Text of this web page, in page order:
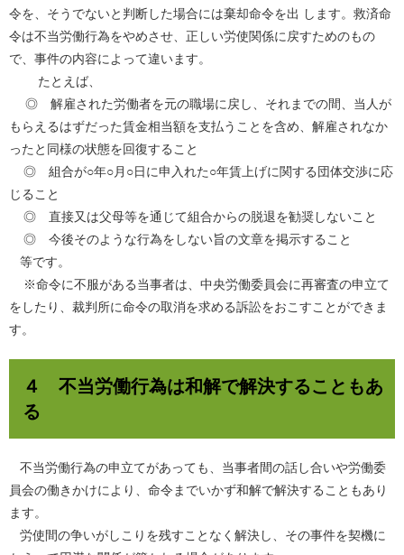
令を、そうでないと判断した場合には棄却命令を出 します。救済命
令は不当労働行為をやめさせ、正しい労使関係に戻すためのもの
で、事件の内容によって違います。
たとえば、
◎ 解雇された労働者を元の職場に戻し、それまでの間、当人が
もらえるはずだった賃金相当額を支払うことを含め、解雇されなか
ったと同様の状態を回復すること
◎ 組合が○年○月○日に申入れた○年賃上げに関する団体交渉に応
じること
◎ 直接又は父母等を通じて組合からの脱退を勧奨しないこと
◎ 今後そのような行為をしない旨の文章を掲示すること
等です。
※命令に不服がある当事者は、中央労働委員会に再審査の申立て
をしたり、裁判所に命令の取消を求める訴訟をおこすことができま
す。
４ 不当労働行為は和解で解決することもあ
る
不当労働行為の申立てがあっても、当事者間の話し合いや労働委
員会の働きかけにより、命令までいかず和解で解決することもあり
ます。
労使間の争いがしこりを残すことなく解決し、その事件を契機に